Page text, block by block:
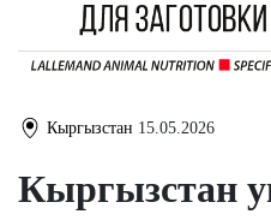
Кыргызстан 15.05.2026
Кыргызстан